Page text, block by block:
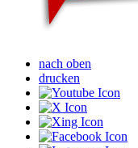
nach oben
drucken